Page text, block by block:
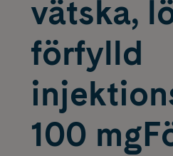
vätska,
förfylld
100